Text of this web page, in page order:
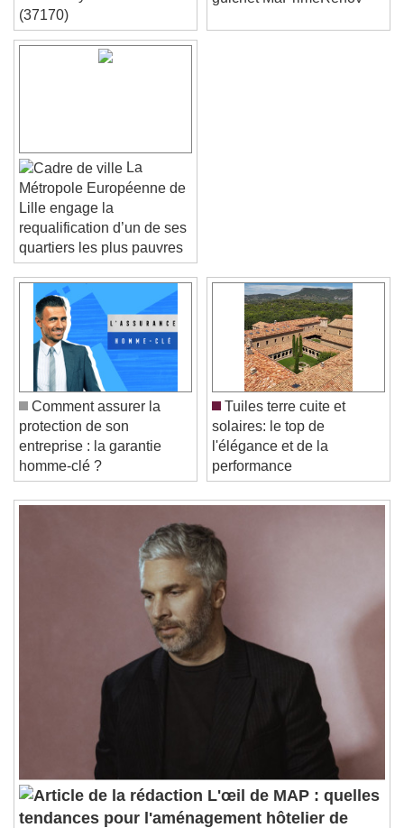
Video Player is loading.
Play Video
Play
Skip Backward
Skip Forward
Unmute
Current Time
/
Duration-:-
Loaded:0%
Stream TypeLIVE
Seek to live, currently behind liveLIVE
Remaining Time-0:00
Playback Rate
Chapters
descriptions off, selected
Subtitles
subtitles settings
Audio Track
Picture-in-Picture
Fullscreen
This is a modal window.
Beginning of dialog window. Escape will cancel
Chambray-lès-Tours
(37170)
La
Métropole Européenne de
Lille engage la
requalification d’un de ses
quartiers les plus pauvres
Comment assurer la
protection de son
entreprise : la garantie
homme-clé ?
Tuiles terre cuite et
solaires: le top de
l'élégance et de la
performance
L'œil de MAP : quelles